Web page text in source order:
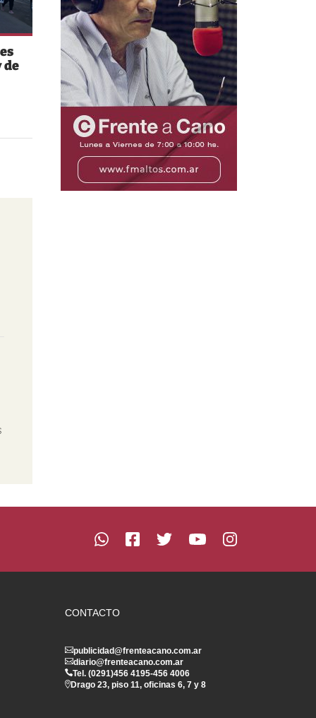
de
CONTACTO
publicidad@frenteacano.com.ar
diario@frenteacano.com.ar
Tel. (0291)456 4195-456 4006
Drago 23, piso 11, oficinas 6, 7 y 8